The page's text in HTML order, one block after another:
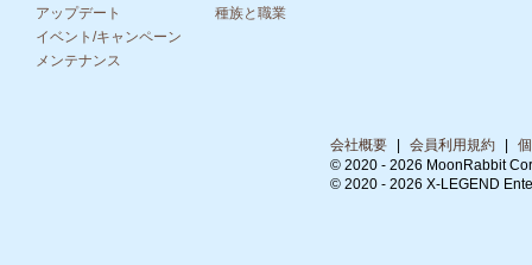
アップデート
イベント/キャンペーン
メンテナンス
種族と職業
会社概要 会員利用規約
© 2020 - 2026 MoonRabbit
© 2020 - 2026 X-LEGEND